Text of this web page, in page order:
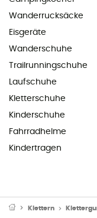
Wanderrucksäcke
Eisgeräte
Wanderschuhe
Trailrunningschuhe
Laufschuhe
Kletterschuhe
Kinderschuhe
Fahrradhelme
Kindertragen
Klettern